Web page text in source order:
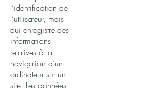
l’identification de
l’utilisateur, mais
qui enregistre des
informations
relatives à la
navigation d’un
ordinateur sur un
site. Les données